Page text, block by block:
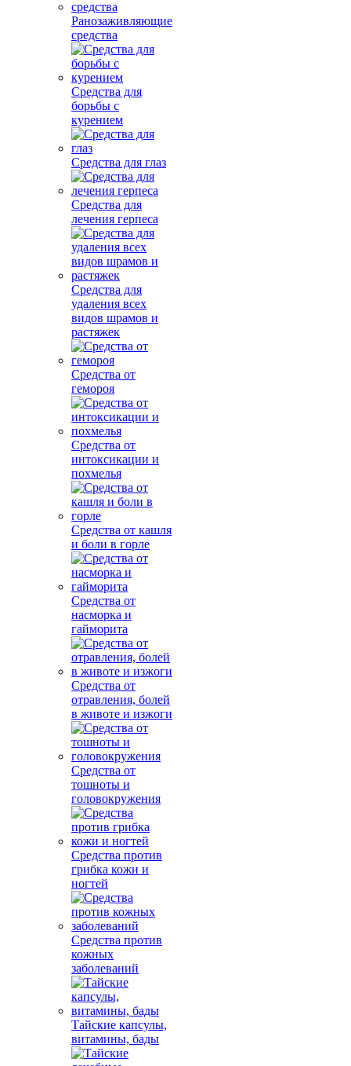
Ранозаживляющие
средства
Средства для
борьбы с
курением
Средства для глаз
Средства для
лечения герпеса
Средства для
удаления всех
видов шрамов и
растяжек
Средства от
гемороя
Средства от
интоксикации и
похмелья
Средства от кашля
и боли в горле
Средства от
насморка и
гайморита
Средства от
отравления, болей
в животе и изжоги
Средства от
тошноты и
головокружения
Средства против
грибка кожи и
ногтей
Средства против
кожных
заболеваний
Тайские капсулы,
витамины, бады